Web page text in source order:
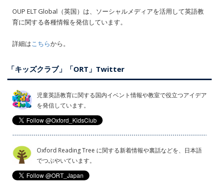
OUP ELT Global（英国）は、ソーシャルメディアを活用して英語教
育に関する各種情報を発信しています。
詳細はこちらから。
「キッズクラブ」「ORT」Twitter
児童英語教育に関する国内イベント情報や教室で役立つアイデア
を発信しています。
Oxford Reading Tree に関する新着情報や裏話などを、日本語
でつぶやいています。